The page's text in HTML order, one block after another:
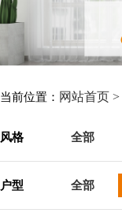
当前位置： 网站首页 >
风格 全部
户型 全部